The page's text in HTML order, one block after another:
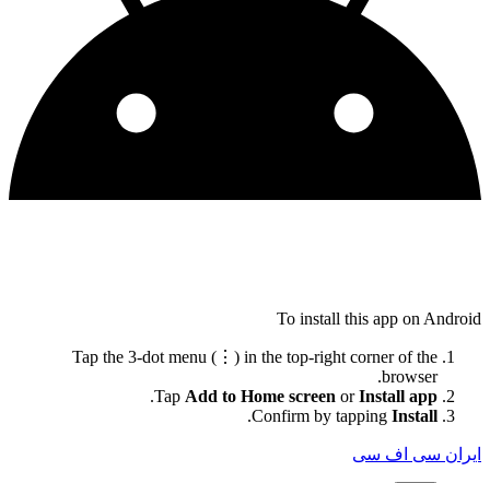
To install this app on Android
Tap the 3-dot menu (⋮) in the top-right corner of the
browser.
Tap Add to Home screen orInstall app
.
Confirm by tapping Install
.
ایران سی اف سی